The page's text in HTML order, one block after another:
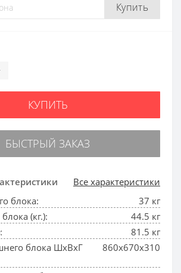
Купить
Все характеристики
блока:
37 кг
(кг.):
44.5 кг
81.5 кг
блока ШхВхГ
860x670x310
КУПИТЬ
БЫСТРЫЙ ЗАКАЗ